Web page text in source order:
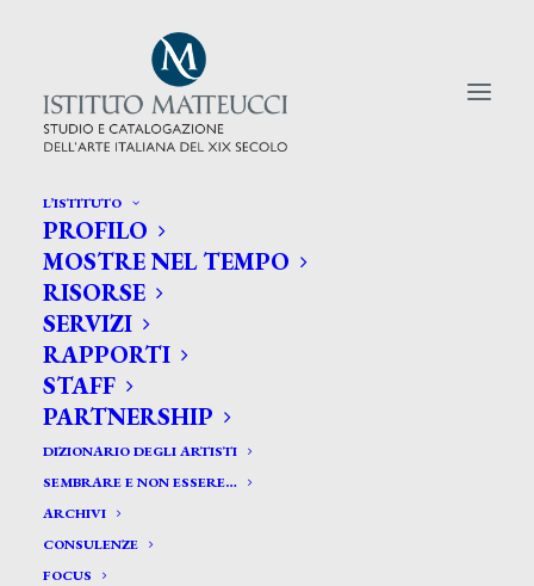
L’ISTITUTO
PROFILO
MOSTRE NEL TEMPO
RISORSE
SERVIZI
RAPPORTI
STAFF
PARTNERSHIP
DIZIONARIO DEGLI ARTISTI
SEMBRARE E NON ESSERE…
ARCHIVI
CONSULENZE
FOCUS
CERCA TRA GLI ARTISTI:
Search
for:
Salmon Charles